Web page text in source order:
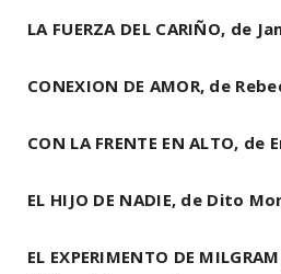
LA FUERZA DEL CARIÑO, de
CONEXION DE AMOR, de
CON LA FRENTE EN ALTO,
EL HIJO DE NADIE, de Dito
EL EXPERIMENTO DE